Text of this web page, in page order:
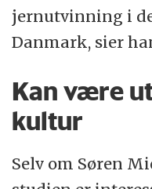
jernutvinning i
Danmark, sier
Kan være
kultur
Selv om Søren